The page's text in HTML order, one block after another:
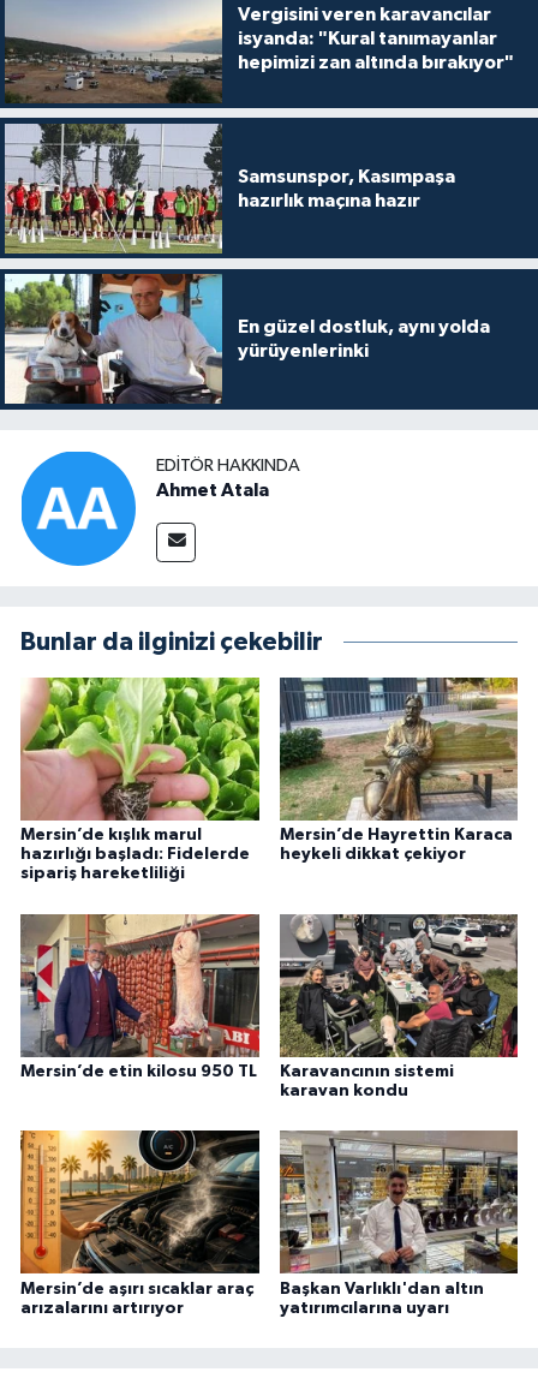
Vergisini veren karavancılar
isyanda: "Kural tanımayanlar
hepimizi zan altında bırakıyor"
Samsunspor, Kasımpaşa
hazırlık maçına hazır
En güzel dostluk, aynı yolda
yürüyenlerinki
EDITÖR HAKKINDA
Ahmet Atala
Bunlar da ilginizi çekebilir
Mersin’de kışlık marul
hazırlığı başladı: Fidelerde
sipariş hareketliliği
Mersin’de Hayrettin Karaca
heykeli dikkat çekiyor
Mersin’de etin kilosu 950 TL
Karavancının sistemi
karavan kondu
Mersin’de aşırı sıcaklar araç
arızalarını artırıyor
Başkan Varlıklı'dan altın
yatırımcılarına uyarı